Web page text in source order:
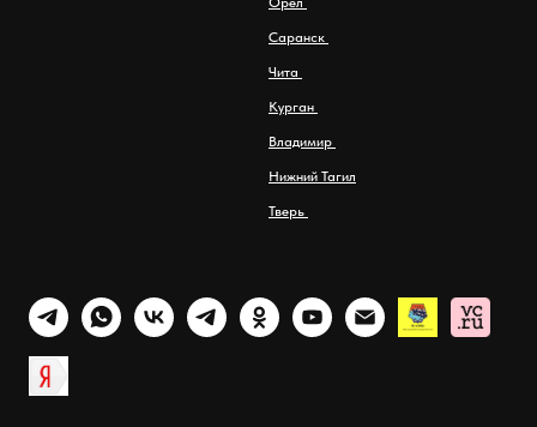
Саранск
Чита
Курган
Владимир
Нижний Тагил
Тверь